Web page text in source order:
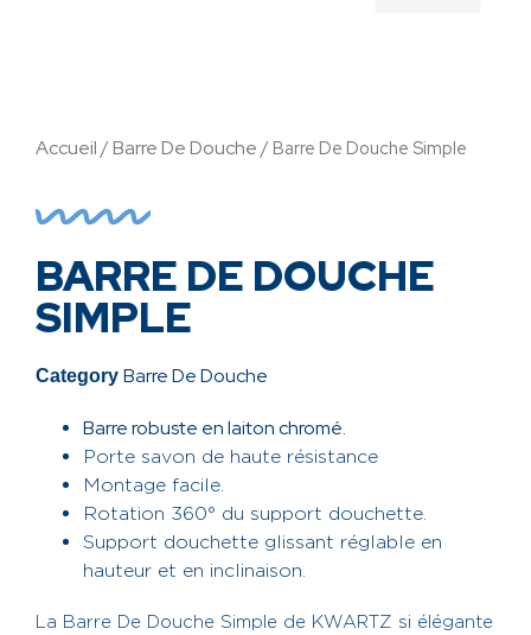
Accueil / Barre De Douche / Barre De Douche Simple
BARRE DE DOUCHE
SIMPLE
Category Barre De Douche
Barre robuste en laiton chromé.
Porte savon de haute résistance
Montage facile.
Rotation 360° du support douchette.
Support douchette glissant réglable en
hauteur et en inclinaison.
La Barre De Douche Simple de KWARTZ si élégante